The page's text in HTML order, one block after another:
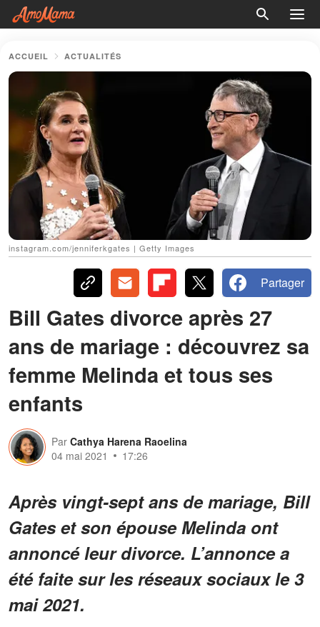
ACCUEIL ACTUALITÉS
instagram.com/jenniferkgates | Getty Images
Partager
Bill Gates divorce après 27
ans de mariage : découvrez sa
femme Melinda et tous ses
enfants
Par Cathya Harena Raoelina
04 mai 2021
17:26
Après vingt-sept ans de mariage, Bill
Gates et son épouse Melinda ont
annoncé leur divorce. L’annonce a
été faite sur les réseaux sociaux le 3
mai 2021.